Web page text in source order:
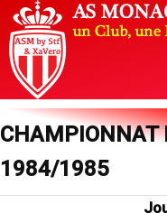
CHAMPIONNAT
1984/1985